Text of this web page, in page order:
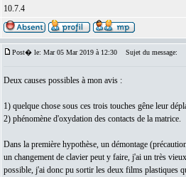
10.7.4
Post� le: Mar 05 Mar 2019 à 12:30 Sujet du message:
Deux causes possibles à mon avis :
1) quelque chose sous ces trois touches gêne leur
2) phénomène d'oxydation des contacts de la matrice.
Dans la première hypothèse, un démontage
un changement de clavier peut y faire, j'ai un très
possible, j'ai donc pu sortir les deux films plastiques